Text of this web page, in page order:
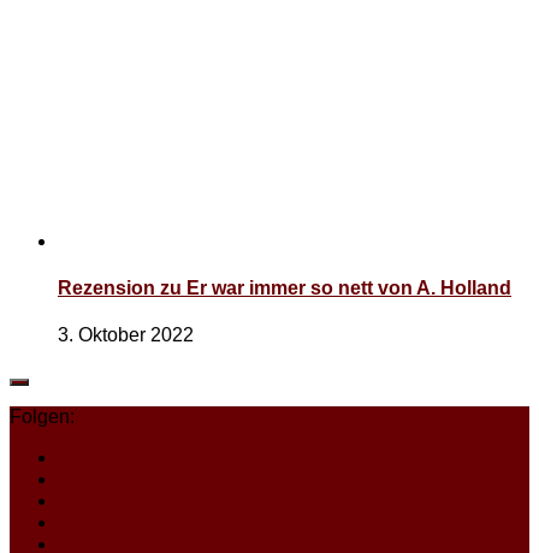
Rezension zu Er war immer so nett von A. Holland
3. Oktober 2022
Folgen: